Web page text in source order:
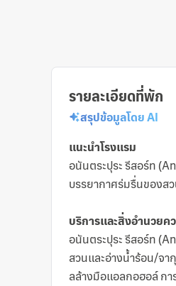
รายละเอียดที่พัก
สรุปข้อมูลโดย AI
แนะนำโรงแรม
อนันตระปุระ รีสอร์ท
บรรยากาศร่มรื่นของส
บริการและสิ่งอำนวยค
อนันตระปุระ รีสอร์ท
สวนและอ่างน้ำร้อน/จ
ลล้างมือแอลกอฮอล์ กา